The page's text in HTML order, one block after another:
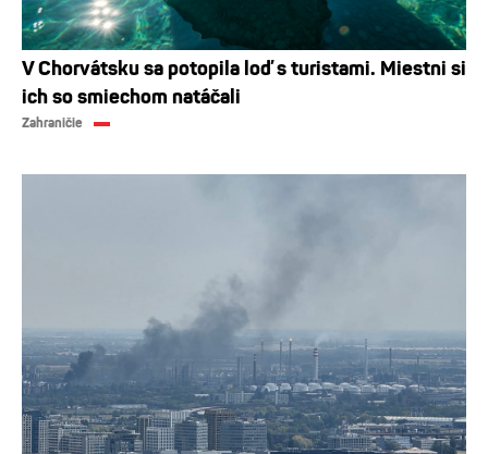
V Chorvátsku sa potopila loď s turistami. Miestni si
ich so smiechom natáčali
Zahraničie